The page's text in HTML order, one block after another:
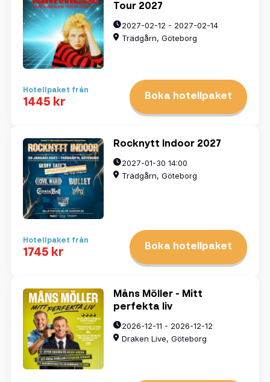
Tour 2027
2027-02-12 - 2027-02-14
Trädgårn, Göteborg
Hotellpaket från
1445 kr Boka hotellpaket
Rocknytt Indoor 2027
2027-01-30 14:00
Trädgårn, Göteborg
Hotellpaket från
1745 kr Boka hotellpaket
Måns Möller - Mitt
perfekta liv
2026-12-11 - 2026-12-12
Draken Live, Göteborg